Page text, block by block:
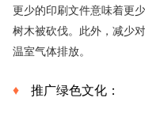
更少的印刷文件意味着更
树木被砍伐。此外，减少
温室气体排放。
推广绿色文化：